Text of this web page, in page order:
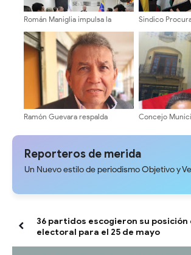
Román Maniglia impulsa la
mediante la nueva visión MODA
junto a gremios técnicos y
tributarios
Sindico
promotores
Ramón Guevara respalda
Allup en defensa del liderazgo
Concejo
para evaluar
Reporteros de merida
Un Nuevo estilo de periodismo Objetivo y
36 partidos escogieron su
electoral para el 25 de mayo